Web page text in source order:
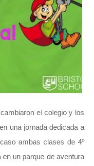
el colegio y los
una jornada dedicada a
ambas clases de 4º
un parque de aventura